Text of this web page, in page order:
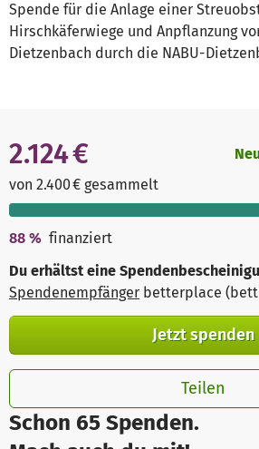
Spende für die Anlage einer
Hirschkäferwiege und Anpflanzung
Dietzenbach durch die NABU-
Schon 65 Spenden.
2.124 €
von 2.400 € gesammelt
88 % finanziert
Du erhältst eine
Spendenempfänger betterplace
Jetzt spenden
Teilen